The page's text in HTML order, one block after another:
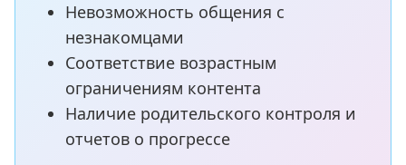
Невозможность общения с
незнакомцами
Соответствие возрастным
ограничениям контента
Наличие родительского контроля и
отчетов о прогрессе